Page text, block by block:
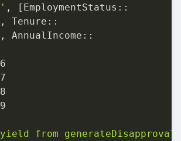
' , [ EmploymentStatus::
, Tenure::
, AnnualIncome::
6
7
8
9
yield from